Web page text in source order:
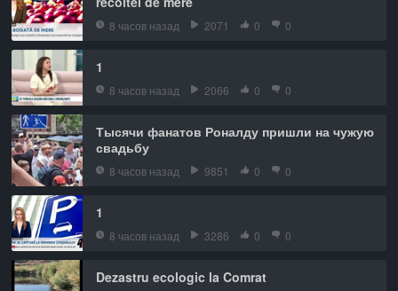
8 часов назад 2071 0 0
1
8 часов назад 2066 0 0
Тысячи фанатов Роналду пришли на чужую
свадьбу
8 часов назад 9851 0 0
1
8 часов назад 3286 0 0
Dezastru ecologic la Comrat